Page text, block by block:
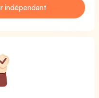
indépendant